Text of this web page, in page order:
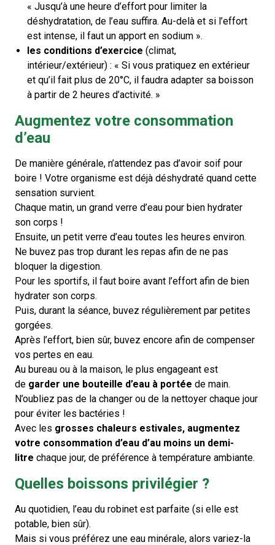
« Jusqu’à une heure d’effort pour limiter la
déshydratation, de l’eau suffira. Au-delà et si l’effort
est intense, il faut un apport en sodium ».
les conditions d’exercice (climat,
intérieur/extérieur) : « Si vous pratiquez en extérieur
et qu’il fait plus de 20°C, il faudra adapter sa boisson
à partir de 2 heures d’activité. »
Augmentez votre consommation
d’eau
De manière générale, n’attendez pas d’avoir soif pour
boire ! Votre organisme est déjà déshydraté quand cette
sensation survient.
Chaque matin, un grand verre d’eau pour bien hydrater
son corps !
Ensuite, un petit verre d’eau toutes les heures environ.
Ne buvez pas trop durant les repas afin de ne pas
bloquer la digestion.
Pour les sportifs, il faut boire avant l’effort afin de bien
hydrater son corps.
Puis, durant la séance, buvez régulièrement par petites
gorgées.
Après l’effort, bien sûr, buvez encore afin de compenser
vos pertes en eau.
Au bureau ou à la maison, le plus engageant est
de garder une bouteille d’eau à portée de main.
N’oubliez pas de la changer ou de la nettoyer chaque jour
pour éviter les bactéries !
Avec les grosses chaleurs estivales, augmentez
votre consommation d’eau d’au moins un demi-
litre chaque jour, de préférence à température ambiante.
Quelles boissons privilégier ?
Au quotidien, l’eau du robinet est parfaite (si elle est
potable, bien sûr).
Mais si vous préférez une eau minérale, alors variez-la